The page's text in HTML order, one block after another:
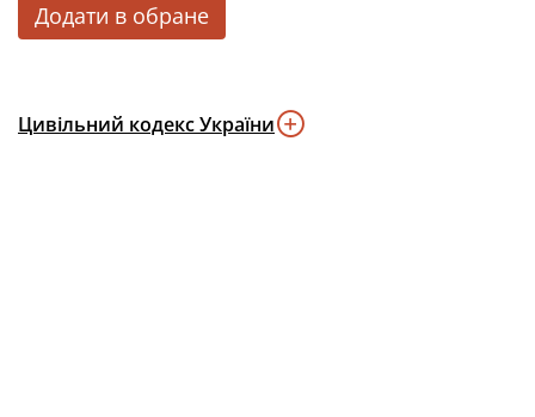
Додати в обране
Цивільний кодекс України